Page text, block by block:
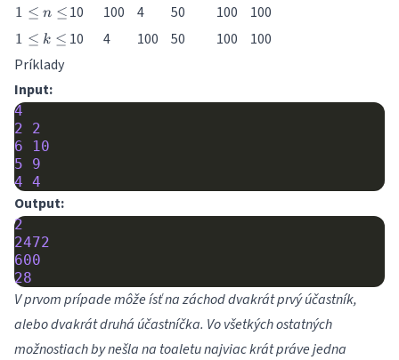
t
\leq
1
n
\leq
1 ≤ n ≤ 10 100 4 50 100 100
1
k
\leq
1 ≤ k ≤ 10 4 100 50 100
100
Príklady
Input:
4
2
2
6
10
5
9
4 4
Output:
2
2472
600
28
V prvom prípade môže ísť na záchod dvakrát prvý účastník,
alebo dvakrát druhá účastníčka. Vo všetkých ostatných
možnostiach by nešla na toaletu najviac krát práve jedna